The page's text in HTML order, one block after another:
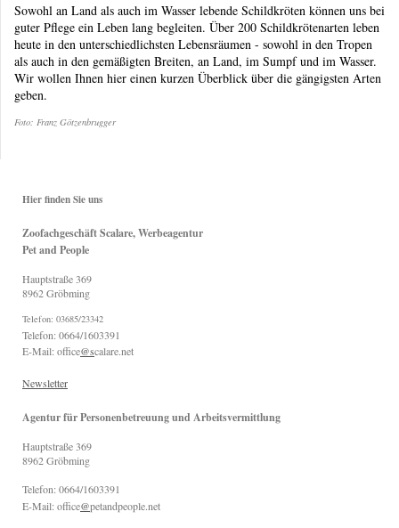
Sowohl an Land als auch im Wasser lebende Schildkröten können uns bei
guter Pflege ein Leben lang begleiten. Über 200 Schildkrötenarten leben
heute in den unterschiedlichsten Lebensräumen - sowohl in den Tropen
als auch in den gemäßigten Breiten, an Land, im Sumpf und im Wasser.
Wir wollen Ihnen hier einen kurzen Überblick über die gängigsten Arten
geben.
Foto: Franz Götzenbrugger
Hier finden Sie uns
Zoofachgeschäft Scalare, Werbeagentur
Pet and People
Hauptstraße369
8962Gröbming
Telefon: 03685/23342
Telefon: 0664/1603391
E-Mail: office@scalare.net
Newsletter
Agentur für Personenbetreuung und Arbeitsvermittlung
Hauptstraße369
8962Gröbming
Telefon: 0664/1603391
E-Mail: office@petandpeople.net